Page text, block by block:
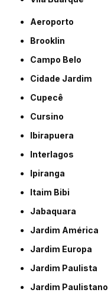
Aeroporto
Brooklin
Campo Belo
Cidade Jardim
Cupecê
Cursino
Ibirapuera
Interlagos
Ipiranga
Itaim Bibi
Jabaquara
Jardim América
Jardim Europa
Jardim Paulista
Jardim Paulistano